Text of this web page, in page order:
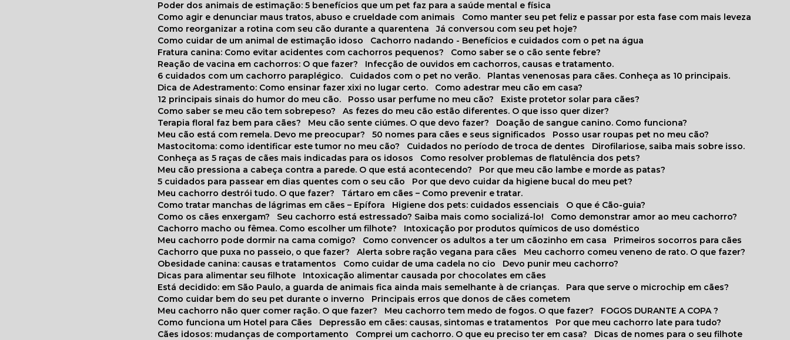
Poder dos animais de estimação: 5 benefícios que um pet faz para a saúde mental e física
Como agir e denunciar maus tratos, abuso e crueldade com animais
Como manter seu pet feliz e passar por esta fase com mais leveza
Como reorganizar a rotina com seu cão durante a quarentena
Já conversou com seu pet hoje?
Como cuidar de um animal de estimação idoso
Cachorro nadando - Benefícios e cuidados com o pet na água
Fratura canina: Como evitar acidentes com cachorros pequenos?
Como saber se o cão sente febre?
Reação de vacina em cachorros: O que fazer?
Infecção de ouvidos em cachorros, causas e tratamento.
6 cuidados com um cachorro paraplégico.
Cuidados com o pet no verão.
Plantas venenosas para cães. Conheça as 10 principais.
Dica de Adestramento: Como ensinar fazer xixi no lugar certo.
Como adestrar meu cão em casa?
12 principais sinais do humor do meu cão.
Posso usar perfume no meu cão?
Existe protetor solar para cães?
Como saber se meu cão tem sobrepeso?
As fezes do meu cão estão diferentes. O que isso quer dizer?
Terapia floral faz bem para cães?
Meu cão sente ciúmes. O que devo fazer?
Doação de sangue canino. Como funciona?
Meu cão está com remela. Devo me preocupar?
50 nomes para cães e seus significados
Posso usar roupas pet no meu cão?
Mastocitoma: como identificar este tumor no meu cão?
Cuidados no período de troca de dentes
Dirofilariose, saiba mais sobre isso.
Conheça as 5 raças de cães mais indicadas para os idosos
Como resolver problemas de flatulência dos pets?
Meu cão pressiona a cabeça contra a parede. O que está acontecendo?
Por que meu cão lambe e morde as patas?
5 cuidados para passear em dias quentes com o seu cão
Por que devo cuidar da higiene bucal do meu pet?
Meu cachorro destrói tudo. O que fazer?
Tártaro em cães – Como prevenir e tratar.
Como tratar manchas de lágrimas em cães – Epífora
Higiene dos pets: cuidados essenciais
O que é Cão-guia?
Como os cães enxergam?
Seu cachorro está estressado? Saiba mais como socializá-lo!
Como demonstrar amor ao meu cachorro?
Cachorro macho ou fêmea. Como escolher um filhote?
Intoxicação por produtos químicos de uso doméstico
Meu cachorro pode dormir na cama comigo?
Como convencer os adultos a ter um cãozinho em casa
Primeiros socorros para cães
Cachorro que puxa no passeio, o que fazer?
Alerta sobre ração vegana para cães
Meu cachorro comeu veneno de rato. O que fazer?
Obesidade canina: causas e tratamentos
Como cuidar de uma cadela no cio
Devo punir meu cachorro?
Dicas para alimentar seu filhote
Intoxicação alimentar causada por chocolates em cães
Está decidido: em São Paulo, a guarda de animais fica ainda mais semelhante à de crianças.
Para que serve o microchip em cães?
Como cuidar bem do seu pet durante o inverno
Principais erros que donos de cães cometem
Meu cachorro não quer comer ração. O que fazer?
Meu cachorro tem medo de fogos. O que fazer?
FOGOS DURANTE A COPA ?
Como funciona um Hotel para Cães
Depressão em cães: causas, sintomas e tratamentos
Por que meu cachorro late para tudo?
Cães idosos: mudanças de comportamento
Comprei um cachorro. O que eu preciso ter em casa?
Dicas de nomes para o seu filhote